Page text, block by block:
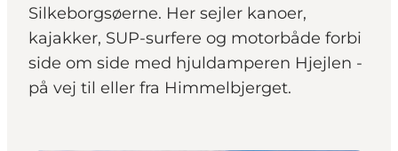
Silkeborgsøerne. Her sejler kanoer,
kajakker, SUP-surfere og motorbåde forbi
side om side med hjuldamperen Hjejlen -
på vej til eller fra Himmelbjerget.